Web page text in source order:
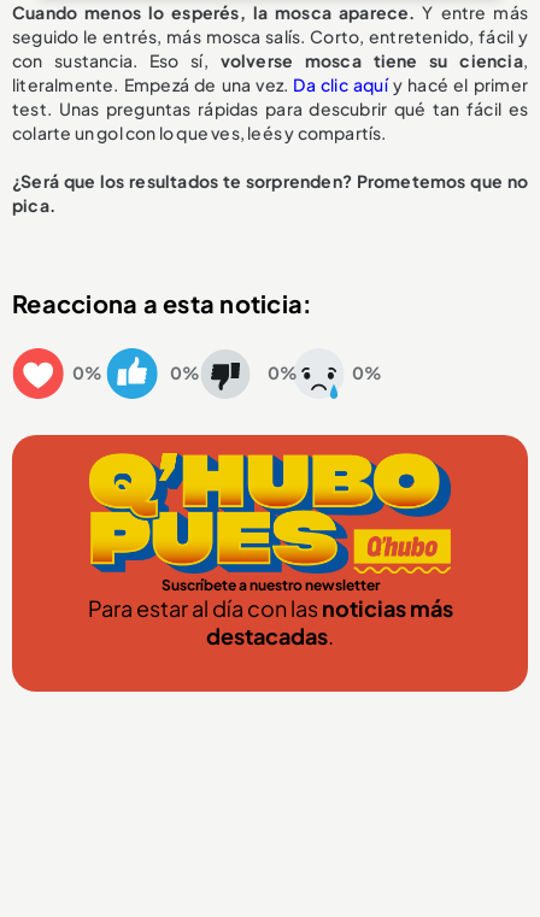
Cuando menos lo esperés, la mosca aparece. Y entre más
seguido le entrés, más mosca salís. Corto, entretenido, fácil y
con sustancia. Eso sí, volverse mosca tiene su ciencia,
literalmente. Empezá de una vez. Da clic aquíy hacé el primer
test. Unas preguntas rápidas para descubrir qué tan fácil es
colarte un gol con lo que ves, leés y compartís.
¿Será que los resultados te sorprenden? Prometemos que no
pica.
Reacciona a esta noticia:
0% 0% 0% 0%
Suscríbete a nuestro newsletter
Para estar al día con lasnoticias más
destacadas.